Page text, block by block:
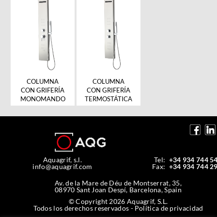
COLUMNA
CON GRIFERÍA
MONOMANDO
COLUMNA
CON GRIFERÍA
TERMOSTÁTICA
Aquagrif, s.l.
info@aquagrif.com
Tel: +34 934 744
Fax: +34 934 744
Av. de la Mare de Déu de Montserrat, 35,
08970 Sant Joan Despí, Barcelona, Spain
© Copyright 2026 Aquagrif, S.L.
Todos los derechos reservados - Política de privacidad